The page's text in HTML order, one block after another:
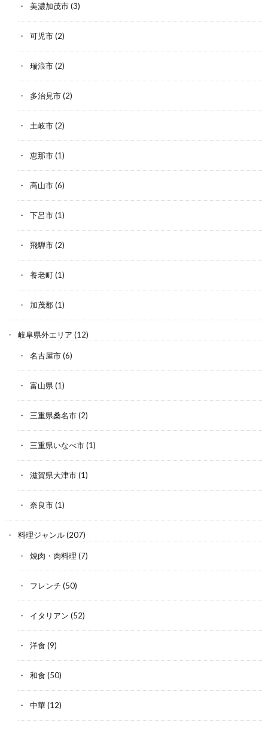
美濃加茂市(3)
可児市(2)
瑞浪市(2)
多治見市(2)
土岐市(2)
恵那市(1)
高山市(6)
下呂市(1)
飛騨市(2)
養老町(1)
加茂郡(1)
岐阜県外エリア (12)
名古屋市(6)
富山県(1)
三重県桑名市(2)
三重県いなべ市(1)
滋賀県大津市(1)
奈良市(1)
料理ジャンル(207)
焼肉・肉料理 (7)
フレンチ (50)
イタリアン (52)
洋食 (9)
和食 (50)
中華(12)